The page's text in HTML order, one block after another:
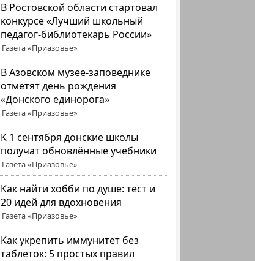
В Ростовской области стартовал
конкурсе «Лучший школьный
педагог-библиотекарь России»
Газета «Приазовье»
В Азовском музее-заповеднике
отметят день рождения
«Донского единорога»
Газета «Приазовье»
К 1 сентября донские школы
получат обновлённые учебники
Газета «Приазовье»
Как найти хобби по душе: тест и
20 идей для вдохновения
Газета «Приазовье»
Как укрепить иммунитет без
таблеток: 5 простых правил